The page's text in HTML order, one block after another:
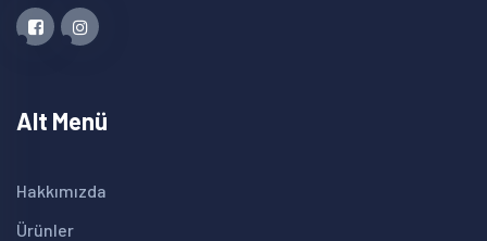
Alt Menü
Hakkımızda
Ürünler